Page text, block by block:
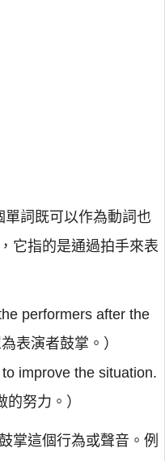
詞既可以作為動詞也
它指的是通過拍手來表
performers after the
表演者鼓掌。）
improve the situation.
的努力。）
掌這個行為或聲音。例